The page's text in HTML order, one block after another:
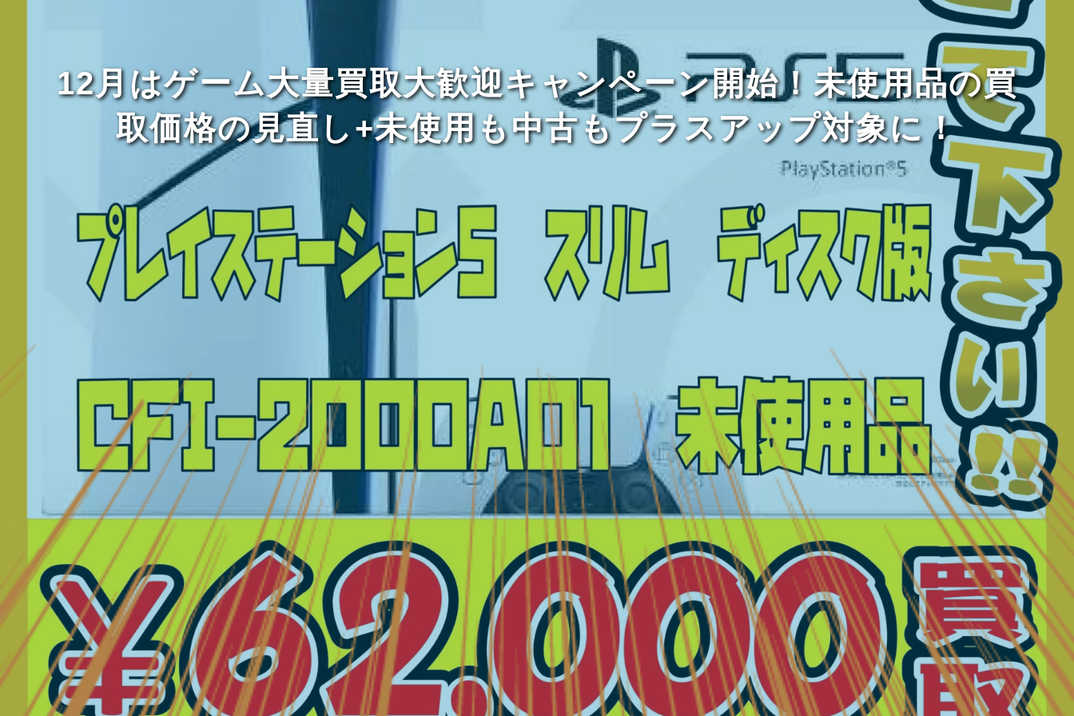
12月はゲーム大量買取大歓迎キャンペーン開始！未使用品の買
取価格の見直し+未使用も中古もプラスアップ対象に！